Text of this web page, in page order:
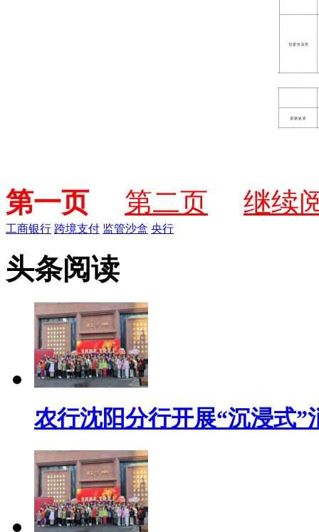
第一页 第二页 继续
工商银行 跨境支付 监管沙盒 央行
头条阅读
农行沈阳分行开展“沉浸式